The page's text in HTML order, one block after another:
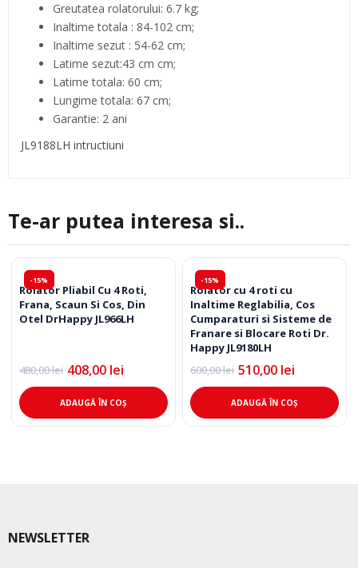
Greutatea rolatorului: 6.7 kg;
Inaltime totala : 84-102 cm;
Inaltime sezut : 54-62 cm;
Latime sezut:43 cm cm;
Latime totala: 60 cm;
Lungime totala: 67 cm;
Garantie: 2 ani
JL9188LH intructiuni
Te-ar putea interesa si..
-15%
Rolator Pliabil Cu 4 Roti,
Frana, Scaun Si Cos, Din
Otel DrHappy JL966LH
480,00lei
Prețul
inițial
a
fost:
480,00 lei.
408,00 lei
Prețul
curent
este:
408,00 lei.
ADAUGĂ ÎN COȘ
-15%
Rolator cu 4 roti cu
Inaltime Reglabilia, Cos
Cumparaturi si Sisteme de
Franare si Blocare Roti Dr.
Happy JL9180LH
600,00lei
Prețul
inițial
a
fost:
600,00 lei.
510,00 lei
Prețul
curent
este:
510,00 lei.
ADAUGĂ ÎN COȘ
NEWSLETTER